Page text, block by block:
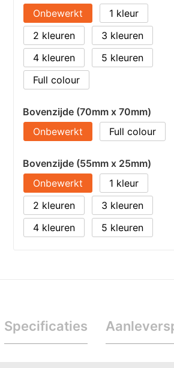
Onbewerkt
1
2
3
4
5
Full colour
Bovenzijde (70mm x 70mm)
Onbewerkt
Full colour
Bovenzijde (55mm x 25mm)
Onbewerkt
1
2
3
4
5
Specificaties